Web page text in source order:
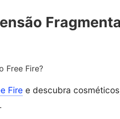
Free Fire?
Fire e descubra